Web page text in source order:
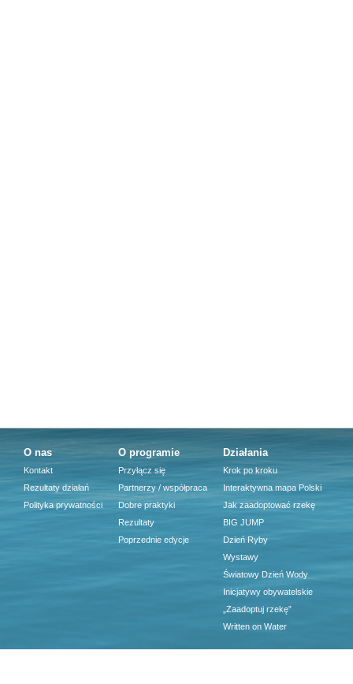
O nas
Kontakt
Rezultaty działań
Polityka prywatności
O programie
Przyłącz się
Partnerzy / współpraca
Dobre praktyki
Rezultaty
Poprzednie edycje
Działania
Krok po kroku
Interaktywna mapa Polski
Jak zaadoptować rzekę
BIG JUMP
Dzień Ryby
Wystawy
Światowy Dzień Wody
Inicjatywy obywatelskie
„Zaadoptuj rzekę”
Written on Water